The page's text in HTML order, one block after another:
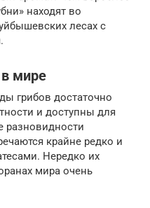
находят во
лесах с
мире
грибов достаточно
и доступны для
разновидности
крайне редко и
Нередко их
мира очень